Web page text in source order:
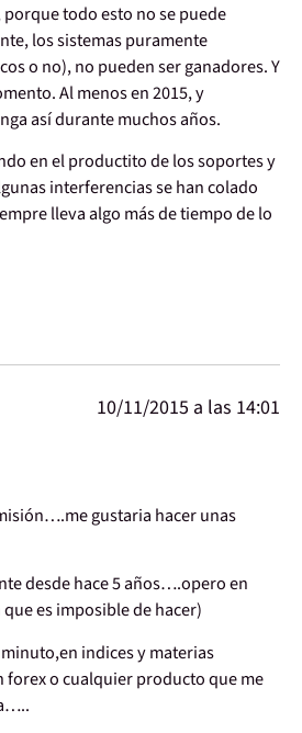
todo esto no se puede
los sistemas puramente
o no), no pueden ser ganadores. Y
Al menos en 2015, y
así durante muchos años.
en el productito de los soportes y
interferencias se han colado
lleva algo más de tiempo de lo
10/11/2015 a las 14:01
gustaria hacer unas
desde hace 5 años….opero en
es imposible de hacer)
indices y materias
o cualquier producto que me